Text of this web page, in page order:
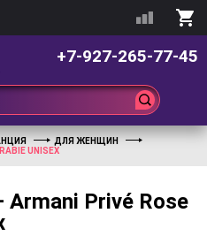
+7-927-265-77-45
ДЛЯ ЖЕНЩИН
UNISEX
Privé Rose